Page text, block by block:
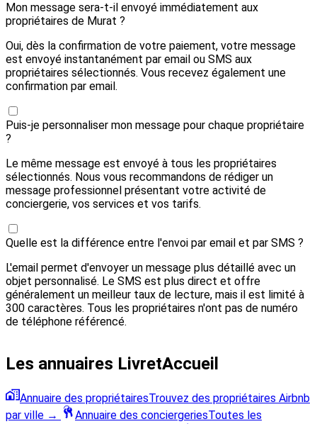
Mon message sera-t-il envoyé immédiatement aux
propriétaires de Murat ?
Oui, dès la confirmation de votre paiement, votre message
est envoyé instantanément par email ou SMS aux
propriétaires sélectionnés. Vous recevez également une
confirmation par email.
Puis-je personnaliser mon message pour chaque propriétaire
?
Le même message est envoyé à tous les propriétaires
sélectionnés. Nous vous recommandons de rédiger un
message professionnel présentant votre activité de
conciergerie, vos services et vos tarifs.
Quelle est la différence entre l'envoi par email et par SMS ?
L'email permet d'envoyer un message plus détaillé avec un
objet personnalisé. Le SMS est plus direct et offre
généralement un meilleur taux de lecture, mais il est limité à
300 caractères. Tous les propriétaires n'ont pas de numéro
de téléphone référencé.
Les annuaires LivretAccueil
Annuaire des propriétairesTrouvez des propriétaires Airbnb
par ville → Annuaire des conciergeriesToutes les